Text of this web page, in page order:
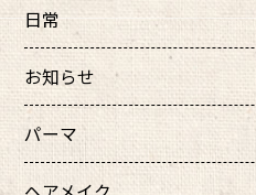
日常
お知らせ
パーマ